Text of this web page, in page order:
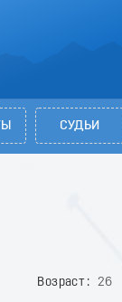
СУДЬИ
Возраст
26